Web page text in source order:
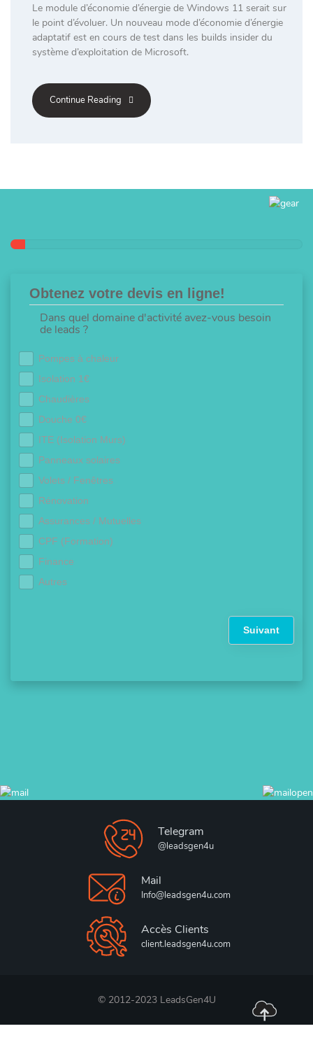
Le module d’économie d’énergie de Windows 11 serait sur
le point d’évoluer. Un nouveau mode d’économie d’énergie
adaptatif est en cours de test dans les builds insider du
système d’exploitation de Microsoft.
Continue Reading
Obtenez votre devis en ligne!
Dans quel domaine d'activité avez-vous besoin
de leads ?
Pompes à chaleur
Isolation 1€
Chaudières
Douche 0€
ITE (Isolation Murs)
Panneaux solaires
Volets / Fenêtres
Rénovation
Assurances / Mutuelles
CPF (Formation)
Finance
Autres
Suivant
Telegram
@leadsgen4u
Mail
Info@leadsgen4u.com
Accès Clients
client.leadsgen4u.com
© 2012-2023 LeadsGen4U